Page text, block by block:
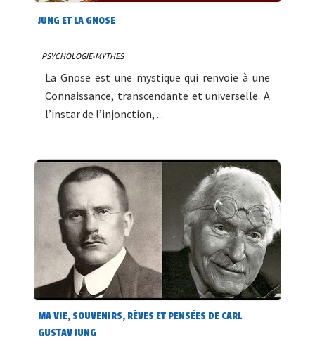
JUNG ET LA GNOSE
PSYCHOLOGIE-MYTHES
La Gnose est une mystique qui renvoie à une
Connaissance, transcendante et universelle. A
l’instar de l’injonction, ...
MA VIE, SOUVENIRS, RÊVES ET PENSÉES DE CARL
GUSTAV JUNG